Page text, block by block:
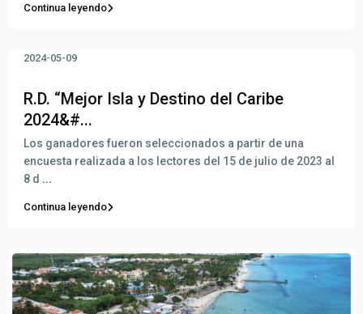
Continua leyendo
R.D. “Mejor Isla y Destino del Caribe
2024&#...
2024-05-09
Los ganadores fueron seleccionados a partir de una
encuesta realizada a los lectores del 15 de julio de 2023 al
8 d ...
Continua leyendo